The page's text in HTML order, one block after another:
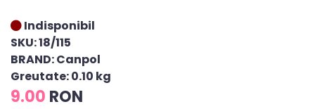
Indisponibil
SKU: 18/115
BRAND: Canpol
Greutate: 0.10 kg
9.00 RON